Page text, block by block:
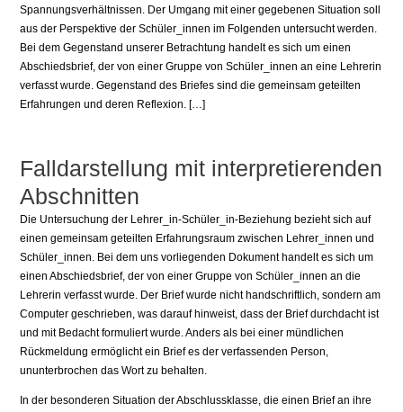
Spannungsverhältnissen. Der Umgang mit einer gegebenen Situation soll
aus der Perspektive der Schüler_innen im Folgenden untersucht werden.
Bei dem Gegenstand unserer Betrachtung handelt es sich um einen
Abschiedsbrief, der von einer Gruppe von Schüler_innen an eine Lehrerin
verfasst wurde. Gegenstand des Briefes sind die gemeinsam geteilten
Erfahrungen und deren Reflexion. […]
Falldarstellung mit interpretierenden
Abschnitten
Die Untersuchung der Lehrer_in-Schüler_in-Beziehung bezieht sich auf
einen gemeinsam geteilten Erfahrungsraum zwischen Lehrer_innen und
Schüler_innen. Bei dem uns vorliegenden Dokument handelt es sich um
einen Abschiedsbrief, der von einer Gruppe von Schüler_innen an die
Lehrerin verfasst wurde. Der Brief wurde nicht handschriftlich, sondern am
Computer geschrieben, was darauf hinweist, dass der Brief durchdacht ist
und mit Bedacht formuliert wurde. Anders als bei einer mündlichen
Rückmeldung ermöglicht ein Brief es der verfassenden Person,
ununterbrochen das Wort zu behalten.
In der besonderen Situation der Abschlussklasse, die einen Brief an ihre